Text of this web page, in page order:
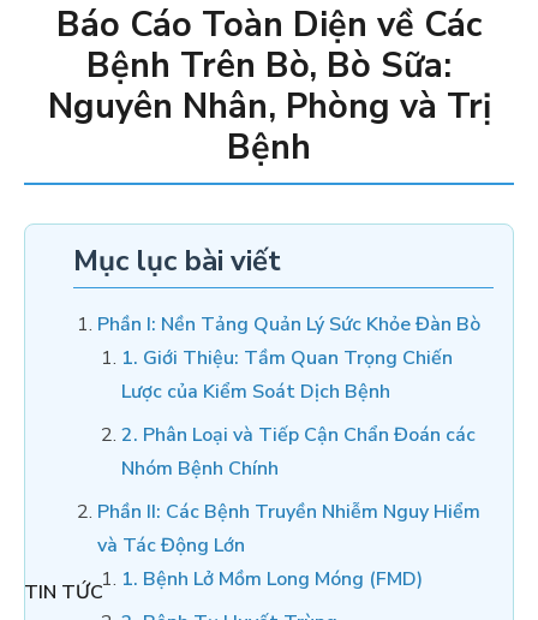
TIN TỨC
Báo Cáo Toàn Diện về Các
Bệnh Trên Bò, Bò Sữa:
Nguyên Nhân, Phòng và Trị
Bệnh
Mục lục bài viết
Phần I: Nền Tảng Quản Lý Sức Khỏe Đàn Bò
1. Giới Thiệu: Tầm Quan Trọng Chiến
Lược của Kiểm Soát Dịch Bệnh
2. Phân Loại và Tiếp Cận Chẩn Đoán các
Nhóm Bệnh Chính
Phần II: Các Bệnh Truyền Nhiễm Nguy Hiểm
và Tác Động Lớn
1. Bệnh Lở Mồm Long Móng (FMD)